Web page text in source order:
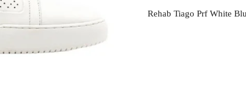
Rehab Tiago Prf White